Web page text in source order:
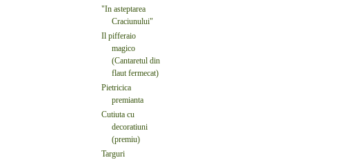
"In asteptarea
Craciunului"
Il pifferaio
magico
(Cantaretul din
flaut fermecat)
Pietricica
premianta
Cutiuta cu
decoratiuni
(premiu)
Targuri